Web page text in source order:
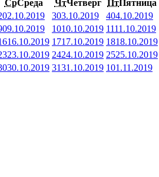
СрСреда ЧтЧетверг ПтПятница
02.10.2019 303.10.2019 404.10.2019
09.10.2019 1010.10.2019 1111.10.2019
16.10.2019 1717.10.2019 1818.10.2019
23.10.2019 2424.10.2019 2525.10.2019
30.10.2019 3131.10.2019 101.11.2019